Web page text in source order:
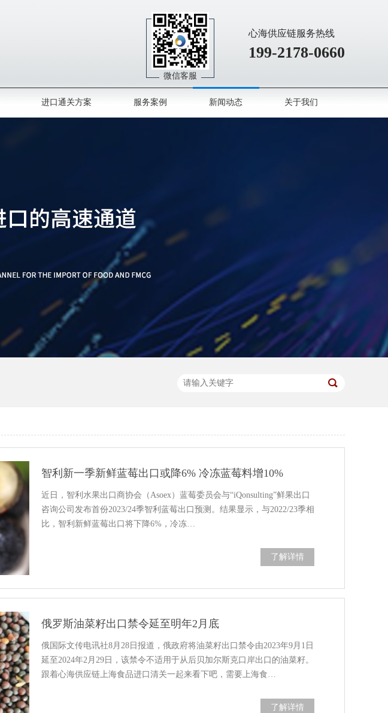
微信客服
心海供应链服务热线
199-2178-0660
进口通关方案 服务案例 新闻动态 关于我们
智利新一季新鲜蓝莓出口或降6% 冷冻蓝莓料增10%
近日，智利水果出口商协会（Asoex）蓝莓委员会与“iQonsulting”鲜果出口
咨询公司发布首份2023/24季智利蓝莓出口预测。结果显示，与2022/23季相
比，智利新鲜蓝莓出口将下降6%，冷冻…
了解详情
俄罗斯油菜籽出口禁令延至明年2月底
俄国际文传电讯社8月28日报道，俄政府将油菜籽出口禁令由2023年9月1日
延至2024年2月29日，该禁令不适用于从后贝加尔斯克口岸出口的油菜籽。
跟着心海供应链上海食品进口清关一起来看下吧，需要上海食…
了解详情